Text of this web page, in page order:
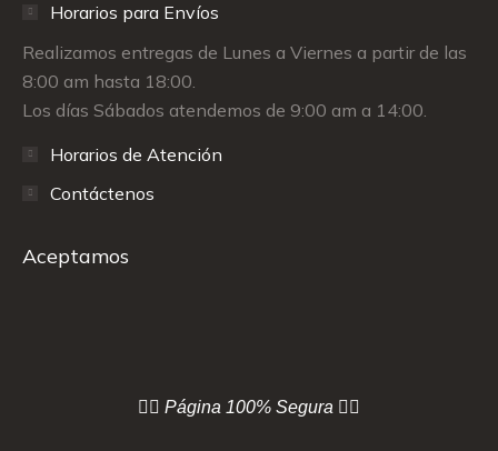
Horarios para Envíos
Realizamos entregas de Lunes a Viernes a partir de las
8:00 am hasta 18:00.
Los días Sábados atendemos de 9:00 am a 14:00.
Horarios de Atención
Contáctenos
Aceptamos
👇🏻 Página 100% Segura 👇🏻